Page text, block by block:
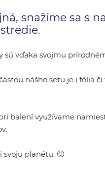
snažíme sa s
sú vďaka svojmu
nášho setu je i fólia
balení využívame
svoju planétu. 🙂